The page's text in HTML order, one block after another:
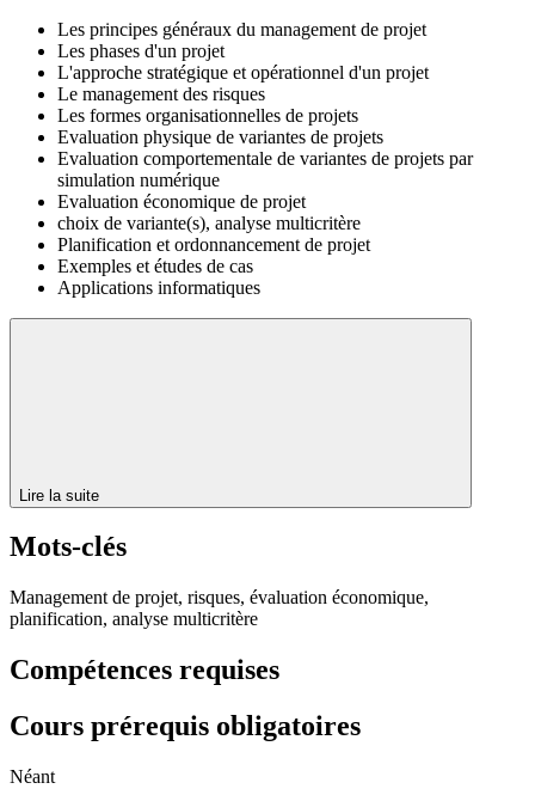
Les principes généraux du management de projet
Les phases d'un projet
L'approche stratégique et opérationnel d'un projet
Le management des risques
Les formes organisationnelles de projets
Evaluation physique de variantes de projets
Evaluation comportementale de variantes de projets par
simulation numérique
Evaluation économique de projet
choix de variante(s), analyse multicritère
Planification et ordonnancement de projet
Exemples et études de cas
Applications informatiques
Lire la suite
Mots-clés
Management de projet, risques, évaluation économique,
planification, analyse multicritère
Compétences requises
Cours prérequis obligatoires
Néant